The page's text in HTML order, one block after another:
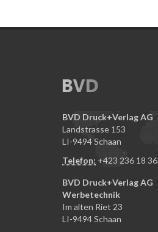
BVD Druck+Verlag AG
Landstrasse 153
LI-9494 Schaan
Telefon: +423 236 18 36
BVD Druck+Verlag AG
Werbetechnik
Im alten Riet 23
LI-9494 Schaan